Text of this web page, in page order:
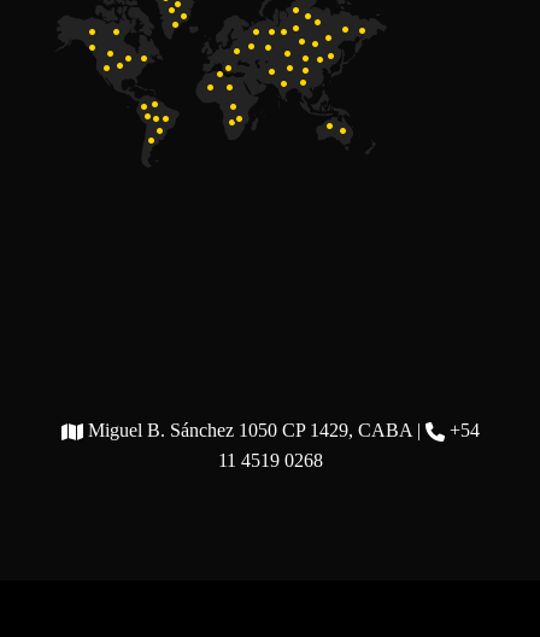
Miguel B. Sánchez 1050 CP 1429, CABA |
+54
11 4519 0268